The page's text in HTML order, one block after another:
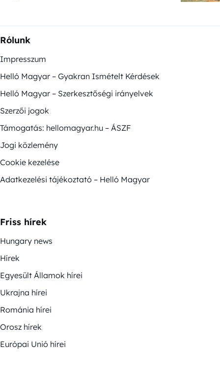
Rólunk
Impresszum
Helló Magyar – Gyakran Ismételt Kérdések
Helló Magyar – Szerkesztőségi irányelvek
Szerzői jogok
Támogatás: hellomagyar.hu – ÁSZF
Jogi közlemény
Cookie kezelése
Adatkezelési tájékoztató – Helló Magyar
Friss hírek
Hungary news
Hírek
Egyesült Államok hírei
Ukrajna hírei
Románia hírei
Orosz hírek
Európai Unió hírei